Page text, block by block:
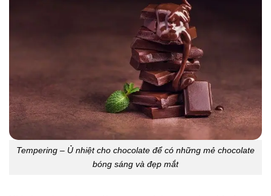
Tempering – Ủ nhiệt cho chocolate để có những mẻ chocolate
bóng sáng và đẹp mắt